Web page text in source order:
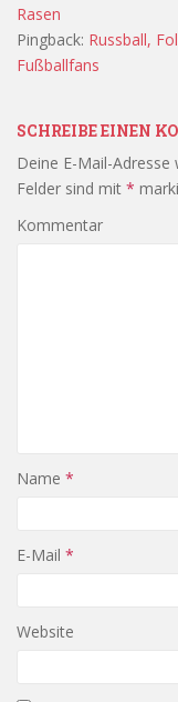
Rasen
Pingback: Russball,
Fußballfans
SCHREIBE EINEN
Deine E-Mail-
Felder sind mit *
Kommentar
Name *
E-Mail *
Website